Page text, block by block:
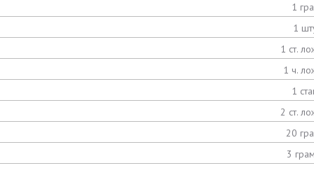
1
1
1 ст.
1 ч.
1
2 ст.
20
3